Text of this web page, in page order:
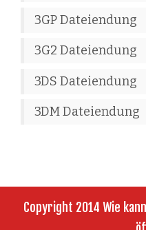
3GP Dateiendung
3G2 Dateiendung
3DS Dateiendung
3DM Dateiendung
Copyright 2014 Wie